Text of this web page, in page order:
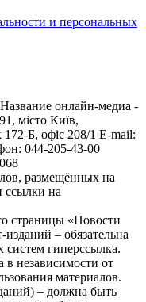
и персональных
онлайн-медиа -
місто Київ,
Б, офіс 208/1 E-mail:
044-205-43-00
размещённых на
ссылки на
страницы «Новости
– обязательна
систем гиперссылка.
независимости от
материалов.
– должна быть